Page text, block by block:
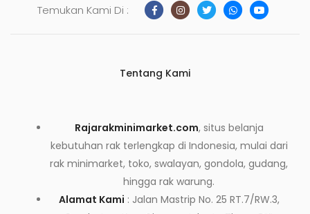
Temukan Kami Di :
Tentang Kami
Rajarakminimarket.com, situs belanja
kebutuhan rak terlengkap di Indonesia, mulai dari
rak minimarket, toko, swalayan, gondola, gudang,
hingga rak warung.
Alamat Kami : Jalan Mastrip No. 25 RT.7/RW.3,